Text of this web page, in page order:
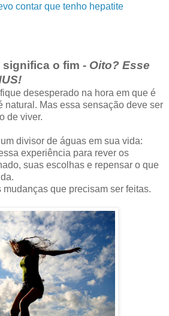
contar que tenho hepatite
significa o fim - Oito? Esse
desesperado na hora em que é
natural. Mas essa sensação deve ser
de viver.
divisor de águas em sua vida:
experiência para rever os
suas escolhas e repensar o que
mudanças que precisam ser feitas.